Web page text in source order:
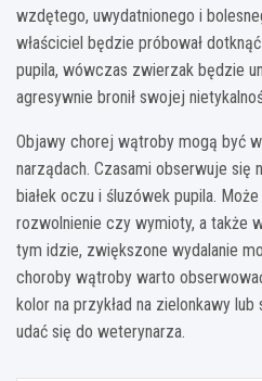
wzdętego, uwydatnionego i
właściciel będzie próbował
pupila, wówczas zwierzak będzie
agresywnie bronił swojej
Objawy chorej wątroby mogą być
narządach. Czasami obserwuje się
białek oczu i śluzówek pupila.
rozwolnienie czy wymioty, a także
tym idzie, zwiększone wydalanie
choroby wątroby warto
kolor na przykład na zielonkawy
udać się do weterynarza.